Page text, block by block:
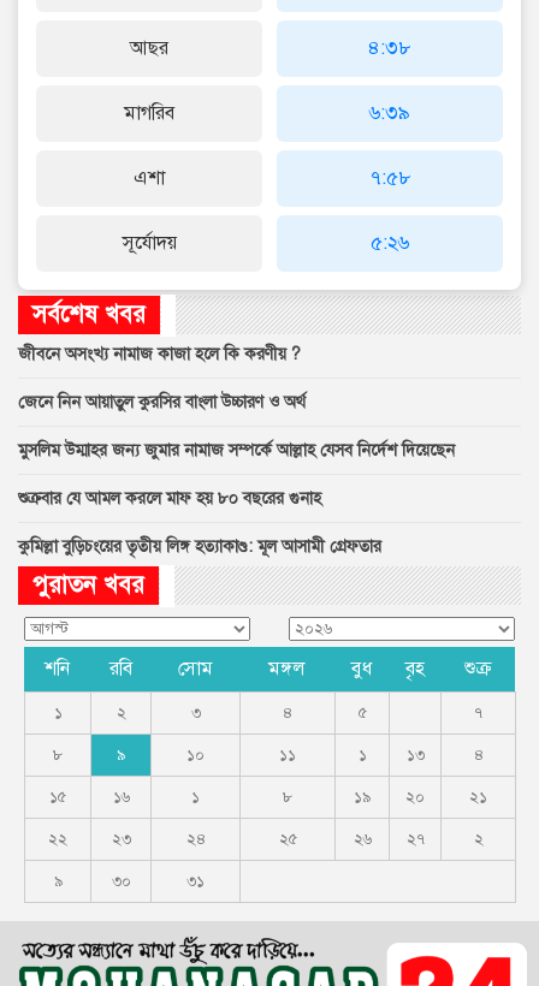
আছর
মাগরিব
এশা
সূর্যোদয়
৪:৩৮
৬:৩৯
৭:৫৮
৫:২৬
সর্বশেষ খবর
জীবনে অসংখ্য নামাজ কাজা হলে কি করণীয় ?
জেনে নিন আয়াতুল কুরসির বাংলা উচ্চারণ ও অর্থ
মুসলিম উম্মাহর জন্য জুমার নামাজ সম্পর্কে আল্লাহ যেসব নির্দেশ দিয়েছেন
শুক্রবার যে আমল করলে মাফ হয় ৮০ বছরের গুনাহ
কুমিল্লা বুড়িচংয়ের তৃতীয় লিঙ্গ হত্যাকাণ্ড: মূল আসামী গ্রেফতার
পুরাতন খবর
শনি রবি সোম মঙ্গল বুধ বৃহ শুক্র
১ ২ ৩ ৪ ৫ ৭
৮ ৯ ১০ ১১ ১ ১৩ ৪
১৫ ১৬ ১ ৮ ১৯ ২০ ২১
২২ ২৩ ২৪ ২৫ ২৬ ২৭ ২
৯ ৩০ ৩১